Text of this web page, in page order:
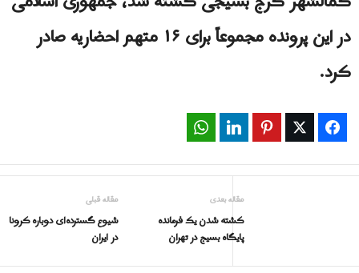
در این پرونده مجموعاً برای ۱۶ متهم احضاریه صادر
کرد.
Facebook
Twitter
Pinterest
LinkedIn
مقاله قبلی
شيوع گسترده‌ای دوباره کرونا
در ایران
مقاله بعدی
کشته شدن یک فرمانده
پایگاه بسیج در تهران